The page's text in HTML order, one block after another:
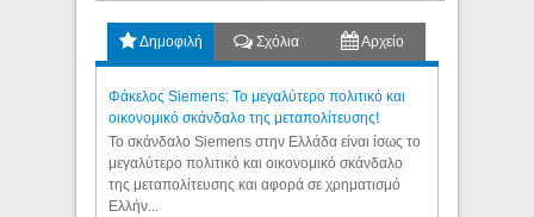
Δημοφιλή Σχόλια Αρχείο
Φάκελος Siemens: Το μεγαλύτερο πολιτικό και
οικονομικό σκάνδαλο της μεταπολίτευσης!
Το σκάνδαλο Siemens στην Ελλάδα είναι ίσως το
μεγαλύτερο πολιτικό και οικονομικό σκάνδαλο
της μεταπολίτευσης και αφορά σε χρηματισμό
Ελλήν...